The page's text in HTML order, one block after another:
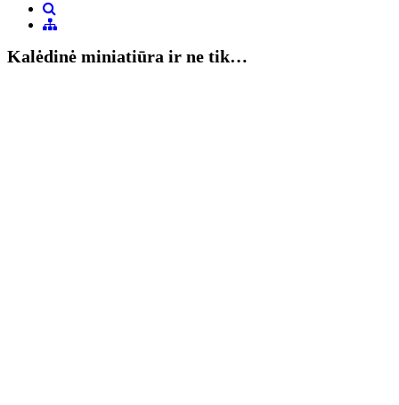
Kalėdinė miniatiūra ir ne tik…